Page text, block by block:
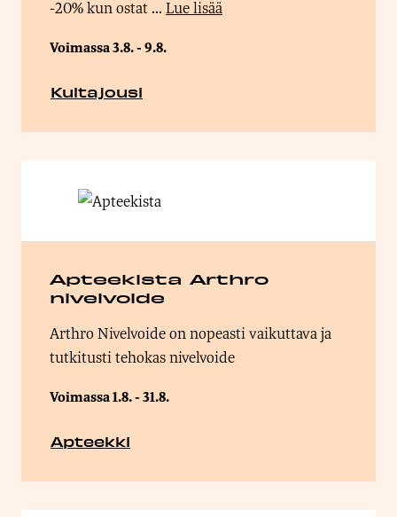
-20% kun ostat ... Lue lisää
Voimassa 3.8. - 9.8.
Kultajousi
Apteekista Arthro
nivelvoide
Arthro Nivelvoide on nopeasti vaikuttava ja
tutkitusti tehokas nivelvoide
Voimassa 1.8. - 31.8.
Apteekki